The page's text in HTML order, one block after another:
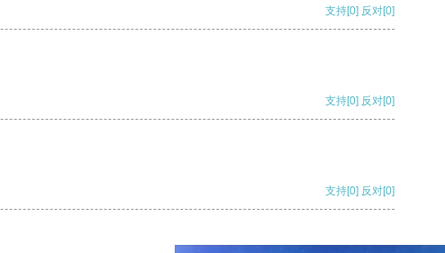
支持[0] 反对[0]
支持[0] 反对[0]
支持[0] 反对[0]